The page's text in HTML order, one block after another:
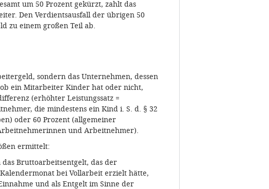
um 50 Prozent gekürzt, zahlt das
Den Verdientsausfall der übrigen 50
zu einem großen Teil ab.
sondern das Unternehmen, dessen
ein Mitarbeiter Kinder hat oder nicht,
(erhöhter Leistungssatz =
die mindestens ein Kind i. S. d. § 32
oder 60 Prozent (allgemeiner
und Arbeitnehmer).
ermittelt:
das Bruttoarbeitsentgelt, das der
bei Vollarbeit erzielt hätte,
und als Entgelt im Sinne der